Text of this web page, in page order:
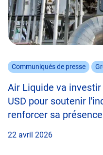
Communiqués de presse
Air Liquide va
USD pour soutenir
renforcer sa
22 avril 2026